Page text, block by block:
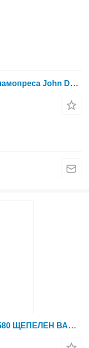
Силоотводен вал за рулонна сламопреса John Deere 590
Силоотводен вал Claas Lexion 580 ЩЕПЕЛЕН ВАЛ 0007500662 (Тягащо задвижване; спирачки) за зърнокомбайн Claas Lexion 580